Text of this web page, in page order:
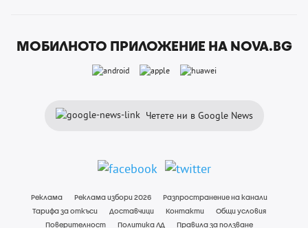
МОБИЛНОТО ПРИЛОЖЕНИЕ НА NOVA.BG
Четете ни в Google News
Реклама Реклама избори 2026
Разпространение на канали
Тарифа за откъси
Доставчици Контакти
Общи условия
Поверителност
Политика ЛД Правила за ползване